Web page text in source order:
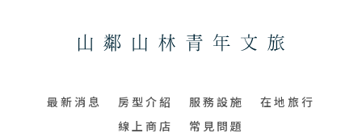
最新消息 房型介紹 服務設施
在地旅行
線上商店
常見問題